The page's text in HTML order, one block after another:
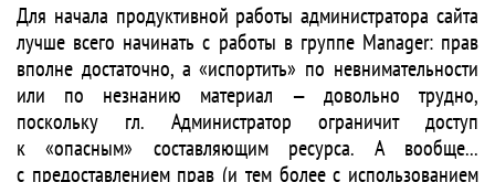
Для начала продуктивной работы администратора сайта
лучше всего начинать с работы в группе Manager: прав
вполне достаточно, а «испортить» по невнимательности
или по незнанию материал — довольно трудно,
поскольку гл. Администратор ограничит доступ
к «опасным» составляющим ресурса. А вообще...
с предоставлением прав (и тем более с использованием